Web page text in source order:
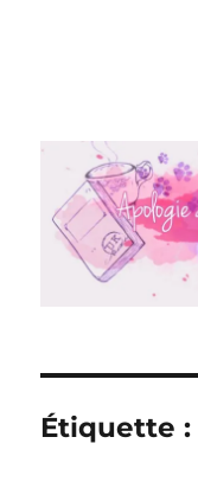
Apologie
Étiquette :